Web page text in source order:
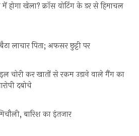
में होगा खेला? क्रॉस वोटिंग के डर से हिमाचल
लाचार पिता; अफसर छुट्टी पर
चोरी कर खातों से रकम उड़ाने वाले गैंग का
दबोचे
बारिश का इंतजार